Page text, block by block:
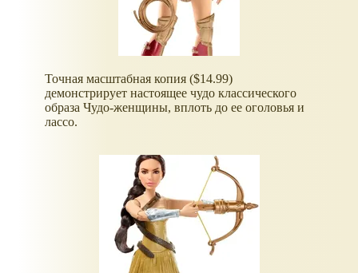
Точная масштабная копия ($14.99)
демонстрирует настоящее чудо классического
образа Чудо-женщины, вплоть до ее оголовья и
лассо.